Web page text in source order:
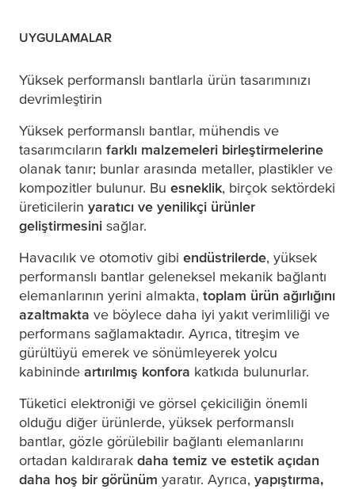
UYGULAMALAR
Yüksek performanslı bantlarla ürün tasarımınızı
devrimleştirin
Yüksek performanslı bantlar, mühendis ve
tasarımcıların farklı malzemeleri birleştirmelerine
olanak tanır; bunlar arasında metaller, plastikler ve
kompozitler bulunur. Bu esneklik, birçok sektördeki
üreticilerin yaratıcı ve yenilikçi ürünler
geliştirmesini sağlar.
Havacılık ve otomotiv gibi endüstrilerde, yüksek
performanslı bantlar geleneksel mekanik bağlantı
elemanlarının yerini almakta, toplam ürün ağırlığını
azaltmakta ve böylece daha iyi yakıt verimliliği ve
performans sağlamaktadır. Ayrıca, titreşim ve
gürültüyü emerek ve sönümleyerek yolcu
kabininde artırılmış konfora katkıda bulunurlar.
Tüketici elektroniği ve görsel çekiciliğin önemli
olduğu diğer ürünlerde, yüksek performanslı
bantlar, gözle görülebilir bağlantı elemanlarını
ortadan kaldırarak daha temiz ve estetik açıdan
daha hoş bir görünüm yaratır. Ayrıca, yapıştırma,